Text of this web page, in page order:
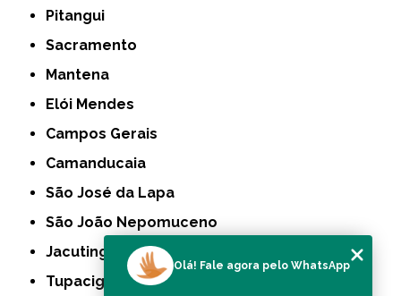
Pitangui
Sacramento
Mantena
Elói Mendes
Campos Gerais
Camanducaia
São José da Lapa
São João Nepomuceno
Jacutinga
Tupaciguara
Olá! Fale agora pelo WhatsApp